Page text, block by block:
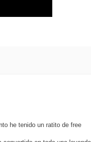
he tenido un ratito de free